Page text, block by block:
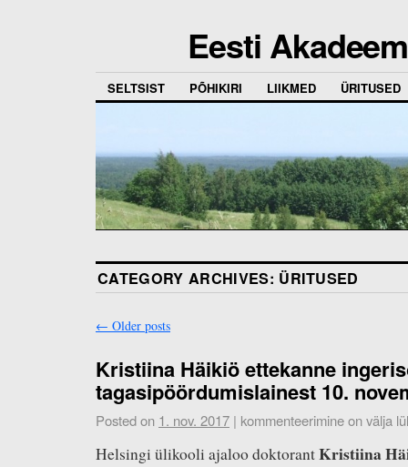
Eesti
SELTSIST PÕHIKIRI LIIKMED ÜRITUSED
CATEGORY ARCHIVES: ÜRITUSED
← Older posts
Kristiina Häikiö ettekanne
tagasipöördumislainest 10.
Posted on 1. nov. 2017 | kommenteerimine on välja
Helsingi ülikooli ajaloo doktorantKristiina